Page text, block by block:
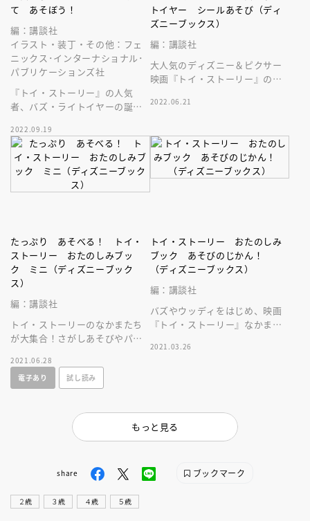
て あそぼう！
編：講談社
イラスト・装丁・その他：フェ
ニックス･インターナショナル･
パブリケーションズ社
『トイ・ストーリー』の人気
者、バズ・ライトイヤーの誕生
画のさがしあそび絵本が早くも
登場！
2022.09.19
トイヤー シールあそび（ディ
ズニーブックス）
編：講談社
大人気のディズニー＆ピクサー
映画『トイ・ストーリー』のバ
と一緒にとことん遊べるシール
2022.06.21
たっぷり あそべる！ トイ・
ストーリー おたのしみブッ
ク ミニ（ディズニーブック
ス）
編：講談社
トイ・ストーリーのなかまたち
が大集合！さがしあそびやパズ
クするプチ遊びをたっぷり楽し
める絵本！
2021.06.28
電子あり
試し読み
トイ・ストーリー おたのしみ
ブック あそびのじかん！
（ディズニーブックス）
編：講談社
バズやウッディをはじめ、映画
『トイ・ストーリー』なかまた
がし、クイズなどいろんな遊び
2021.03.26
もっと見る
share ブックマーク
２歳 ３歳 ４歳 ５歳